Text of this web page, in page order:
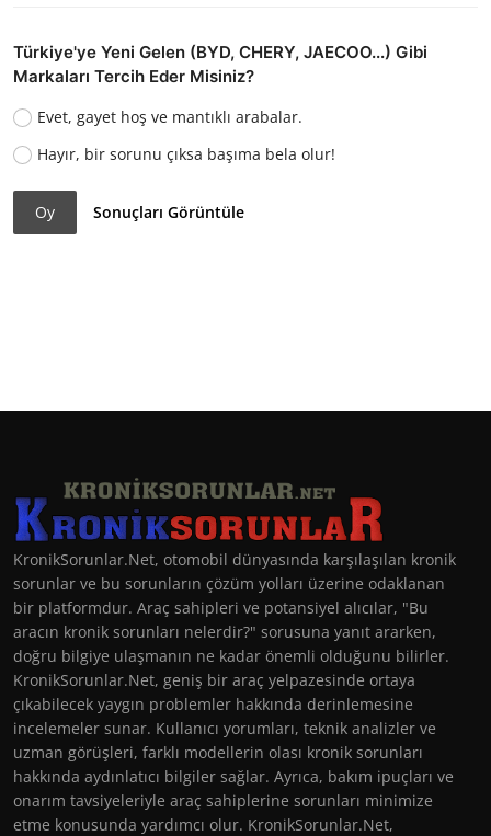
Türkiye'ye Yeni Gelen (BYD, CHERY, JAECOO...) Gibi
Markaları Tercih Eder Misiniz?
Evet, gayet hoş ve mantıklı arabalar.
Hayır, bir sorunu çıksa başıma bela olur!
Oy Sonuçları Görüntüle
KronikSorunlar.Net, otomobil dünyasında karşılaşılan kronik
sorunlar ve bu sorunların çözüm yolları üzerine odaklanan
bir platformdur. Araç sahipleri ve potansiyel alıcılar, "Bu
aracın kronik sorunları nelerdir?" sorusuna yanıt ararken,
doğru bilgiye ulaşmanın ne kadar önemli olduğunu bilirler.
KronikSorunlar.Net, geniş bir araç yelpazesinde ortaya
çıkabilecek yaygın problemler hakkında derinlemesine
incelemeler sunar. Kullanıcı yorumları, teknik analizler ve
uzman görüşleri, farklı modellerin olası kronik sorunları
hakkında aydınlatıcı bilgiler sağlar. Ayrıca, bakım ipuçları ve
onarım tavsiyeleriyle araç sahiplerine sorunları minimize
etme konusunda yardımcı olur. KronikSorunlar.Net,